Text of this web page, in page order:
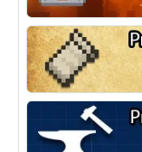
NeoForge
Minecraft Fabric